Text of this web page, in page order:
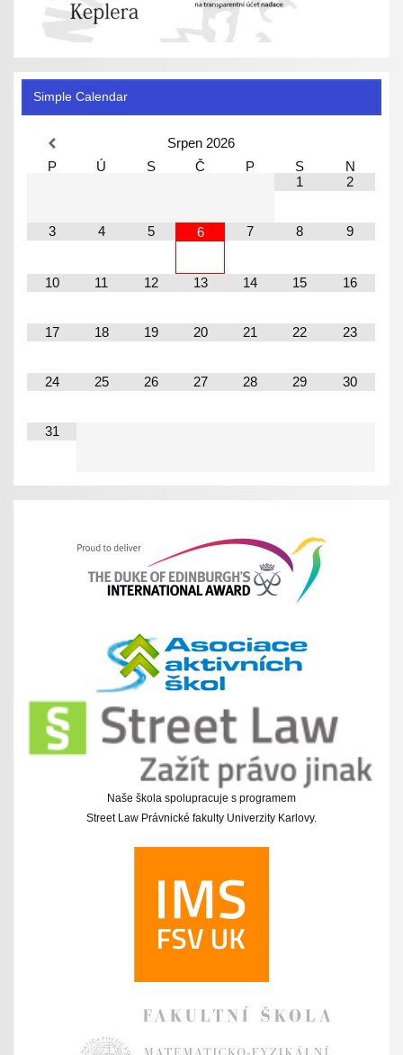
Simple Calendar
Srpen 2026
P
Ú S Č P S
N
1
2
3 4 5 6 7 8 9
10 11 12 13 14 15 16
17 18 19 20 21 22 23
24 25 26 27 28 29 30
31
Naše škola spolupracuje s programem
Street Law Právnické fakulty Univerzity Karlovy.